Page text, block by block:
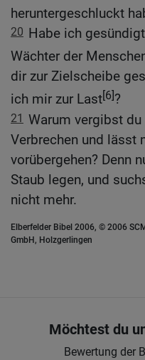
heruntergeschluckt
20 Habe ich
Wächter der
dir zur Zielscheibe
ich mir zur Last[6]?
21 Warum vergibst
Verbrechen und lässt
vorübergehen? Denn
Staub legen, und
nicht mehr.
Elberfelder Bibel 2006, © 2006
GmbH, Holzgerlingen
Möchtest du
Bewertung der